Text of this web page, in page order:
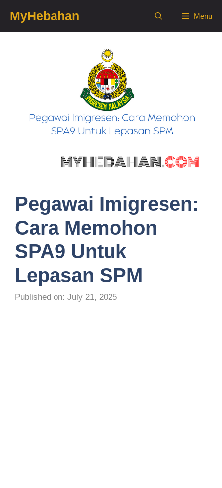
content
MyHebahan Menu
Pegawai Imigresen:
Cara Memohon
SPA9 Untuk
Lepasan SPM
Published on: July 21, 2025